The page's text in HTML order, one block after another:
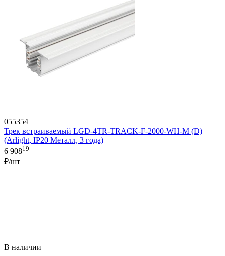
055354
Трек встраиваемый LGD-4TR-TRACK-F-2000-WH-M (D)
(Arlight, IP20 Металл, 3 года)
6 90819
₽/шт
В наличии